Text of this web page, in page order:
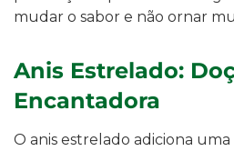
mudar o sabor e não ornar
Anis Estrelado:
Encantadora
O anis estrelado adiciona